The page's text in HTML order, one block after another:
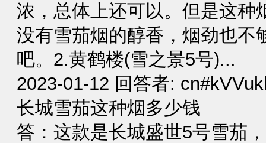
浓，总体上还可以。但是这种
没有雪茄烟的醇香，烟劲也不
吧。2.黄鹤楼(雪之景5号)...
2023-01-12 回答者:
长城雪茄这种烟多少钱
答：这款是长城盛世5号雪茄